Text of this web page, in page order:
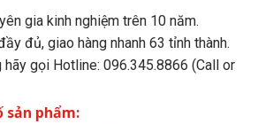
gia kinh nghiệm trên 10 năm.
đủ, giao hàng nhanh 63 tỉnh thành.
hãy gọi Hotline: 096.345.8866 (Call or
sản phẩm: